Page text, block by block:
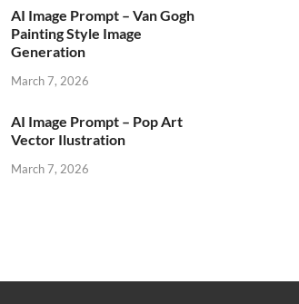
AI Image Prompt – Van Gogh
Painting Style Image
Generation
March 7, 2026
AI Image Prompt – Pop Art
Vector Ilustration
March 7, 2026